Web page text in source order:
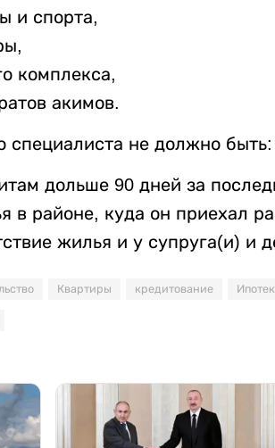
и спорта,
комплекса,
акимов.
специалиста не должно быть:
дольше 90 дней за
в районе, куда он приехал
жилья и у супруга(и) и
Квартиры кредитование